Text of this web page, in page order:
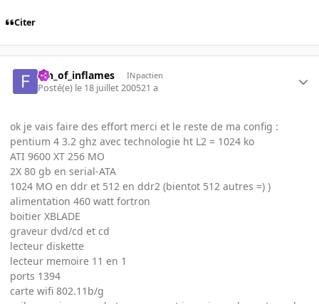
Citer
fan_of_inflames INpactien
Posté(e) le 18 juillet 200521 a
ok je vais faire des effort merci et le reste de ma config :
pentium 4 3.2 ghz avec technologie ht L2 = 1024 ko
ATI 9600 XT 256 MO
2X 80 gb en serial-ATA
1024 MO en ddr et 512 en ddr2 (bientot 512 autres =) )
alimentation 460 watt fortron
boitier XBLADE
graveur dvd/cd et cd
lecteur diskette
lecteur memoire 11 en 1
ports 1394
carte wifi 802.11b/g